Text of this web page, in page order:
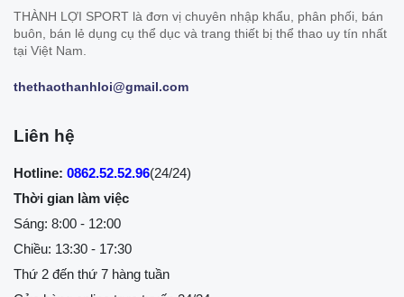
THÀNH LỢI SPORT là đơn vị chuyên nhập khẩu, phân phối, bán
buôn, bán lẻ dụng cụ thể dục và trang thiết bị thể thao uy tín nhất
tại Việt Nam.
thethaothanhloi@gmail.com
Liên hệ
Hotline: 0862.52.52.96(24/24)
Thời gian làm việc
Sáng: 8:00 - 12:00
Chiều: 13:30 - 17:30
Thứ 2 đến thứ 7 hàng tuần